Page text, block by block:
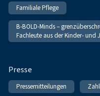
Familiale Pflege
B-BOLD-Minds –
Fachleute aus der Kinder- und
Presse
Pressemitteilungen